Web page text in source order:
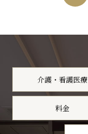
介護・看護医療
料金